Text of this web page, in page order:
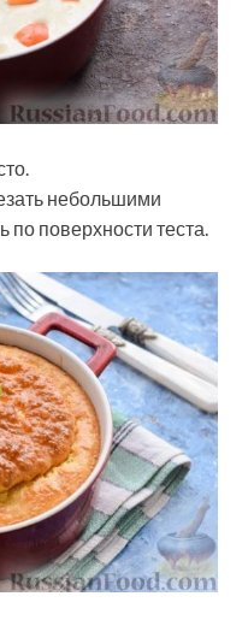
небольшими
по поверхности теста.